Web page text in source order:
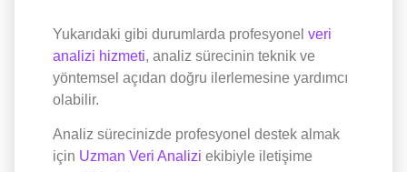
Yukarıdaki gibi durumlarda profesyonel veri
analizi hizmeti, analiz sürecinin teknik ve
yöntemsel açıdan doğru ilerlemesine yardımcı
olabilir.
Analiz sürecinizde profesyonel destek almak
için Uzman Veri Analizi ekibiyle iletişime